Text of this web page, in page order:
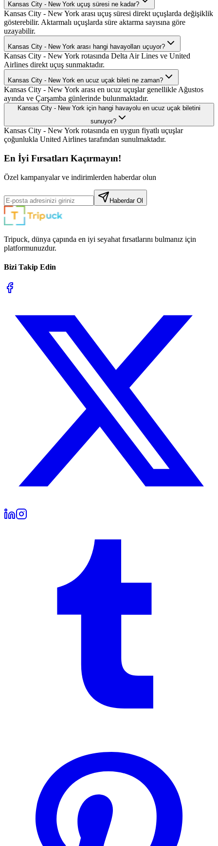
Kansas City - New York uçuş süresi ne kadar?
Kansas City - New York arası uçuş süresi direkt uçuşlarda değişiklik
gösterebilir. Aktarmalı uçuşlarda süre aktarma sayısına göre
uzayabilir.
Kansas City - New York arası hangi havayolları uçuyor?
Kansas City - New York rotasında Delta Air Lines ve United
Airlines direkt uçuş sunmaktadır.
Kansas City - New York en ucuz uçak bileti ne zaman?
Kansas City - New York arası en ucuz uçuşlar genellikle Ağustos
ayında ve Çarşamba günlerinde bulunmaktadır.
Kansas City - New York için hangi havayolu en ucuz uçak biletini
sunuyor?
Kansas City - New York rotasında en uygun fiyatlı uçuşlar
çoğunlukla United Airlines tarafından sunulmaktadır.
En İyi Fırsatları Kaçırmayın!
Özel kampanyalar ve indirimlerden haberdar olun
Haberdar Ol
Tripuck, dünya çapında en iyi seyahat fırsatlarını bulmanız için
platformunuzdur.
Bizi Takip Edin